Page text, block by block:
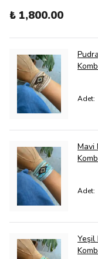
₺ 1,800.00
Adet:
Mavi
Adet:
Yeşil